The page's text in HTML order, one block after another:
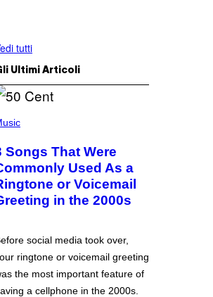
tutti
Ultimi Articoli
Songs That Were
Used As a
or Voicemail
in the 2000s
social media took over,
ringtone or voicemail greeting
the most important feature of
a cellphone in the 2000s.